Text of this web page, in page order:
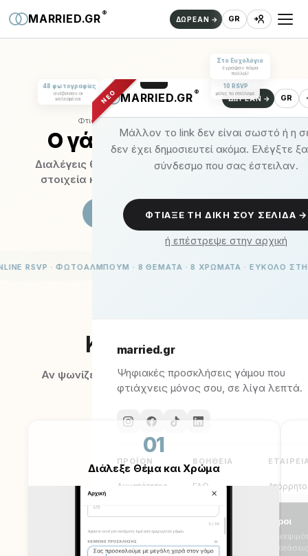
MARRIED.GR ®
ΔΩΡΕΑΝ → GR
Φτιαγμένο για να το κάνεις μόνος σου.
Ο γάμος σου ένα link.
Διαλέγεις θέμα και χρώμα, συμπληρώνεις τα
στοιχεία και η πρόσκλησή σου είναι έτοιμη.
✨ΔΟΚΙΜΑΣΕ ΑΙ ΔΩΡΕΑΝ
7 ημέρες δωρεάν · χωρίς κάρτα
ΝΕΟ
10 RSVP
μόλις το στείλαμε
48 φωτογραφίες
ανέβασαν οι
καλεσμένοι
Στο Ευχολόγιο
έγραψαν πάρα
πολλοί!
· 8 ΘΕΜΑΤΑ · 8 ΧΡΩΜΑΤΑ · ΕΥΚΟΛΟ ΣΤΗΝ ΧΡΗΣΗ ·
Και γρήγορα.
Αν ψωνίζεις online, μπορείς να φτιάξεις τη
σελίδα του γάμου σου.
01
Διάλεξε Θέμα και Χρώμα